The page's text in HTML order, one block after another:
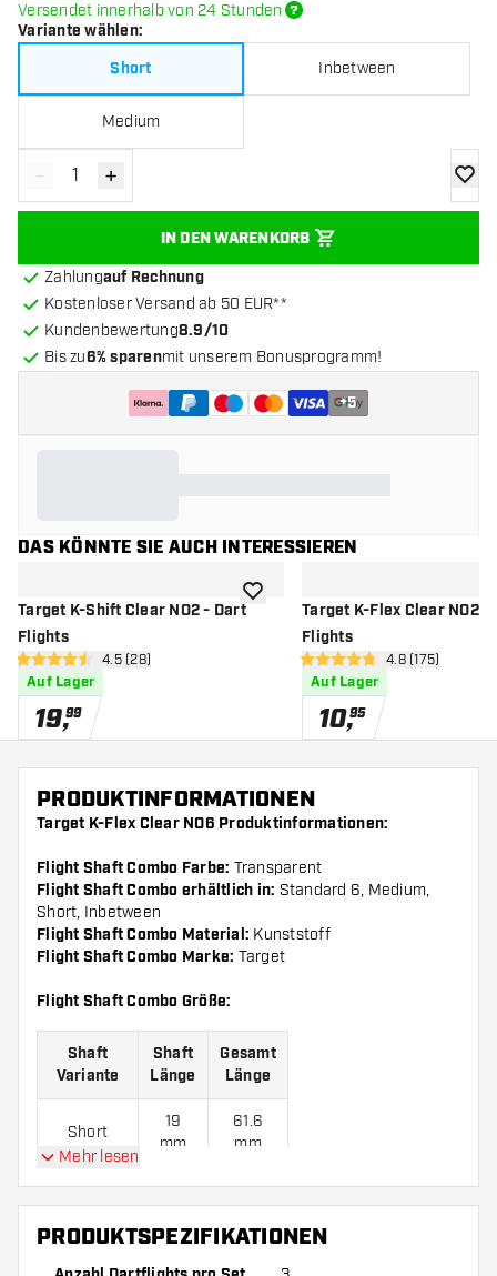
Versendet innerhalb von 24 Stunden
Variante wählen:
Short
Inbetween
Medium
Menge verringern
- Menge erhöhen
+
IN DEN WARENKORB
Zur
Zahlungauf Rechnung
Kostenloser Versand ab 50 EUR**
Kundenbewertung8.9/10
Bis zu6% sparenmit unserem Bonusprogramm!
+5
DAS KÖNNTE SIE AUCH INTERESSIEREN
Target K-Shift Clear NO2 - Dart
Flights
Bewertungsbereich öffnen
4.5 Bewertungssterne
4.5 (28)
Auf Lager
19,99
Zur Wunschliste hinzufügen
Target K-Flex Clear NO2 -
Flights
4.8 Bewertungssterne
4.8 (175)
Auf Lager
10,95
PRODUKTINFORMATIONEN
Target K-Flex Clear NO6 Produktinformationen:
Flight Shaft Combo Farbe: Transparent
Flight Shaft Combo erhältlich in: Standard 6, Medium,
Short, Inbetween
Flight Shaft Combo Material: Kunststoff
Flight Shaft Combo Marke: Target
Flight Shaft Combo Größe:
Shaft
Variante
Shaft
Länge
Gesamt
Länge
Short
19
mm
61.6
mm
26
mm
68.6
mm
Medium
Mehr lesen
PRODUKTSPEZIFIKATIONEN